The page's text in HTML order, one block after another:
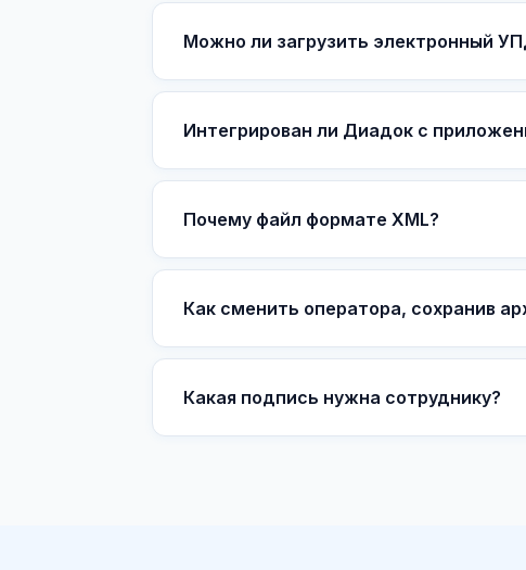
Можно ли загрузить электронный
Интегрирован ли Диадок с
Почему файл формате XML?
Как сменить оператора, сохранив
Какая подпись нужна сотруднику?